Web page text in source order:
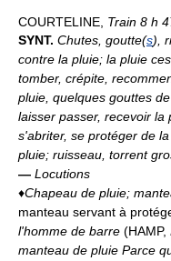
COURTELINE, Train 8 h
SYNT. Chutes, goutte(s),
contre la pluie; la pluie
tomber, crépite,
pluie, quelques gouttes
laisser passer, recevoir
s'abriter, se protéger de
pluie; ruisseau, torrent
— Locutions
♦Chapeau de pluie;
manteau servant à
l'homme de barre (HAMP,
manteau de pluie Parce